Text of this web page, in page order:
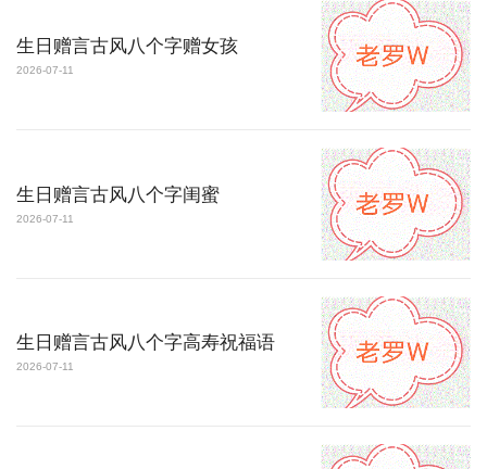
生日赠言古风八个字赠女孩
2026-07-11
生日赠言古风八个字闺蜜
2026-07-11
生日赠言古风八个字高寿祝福语
2026-07-11